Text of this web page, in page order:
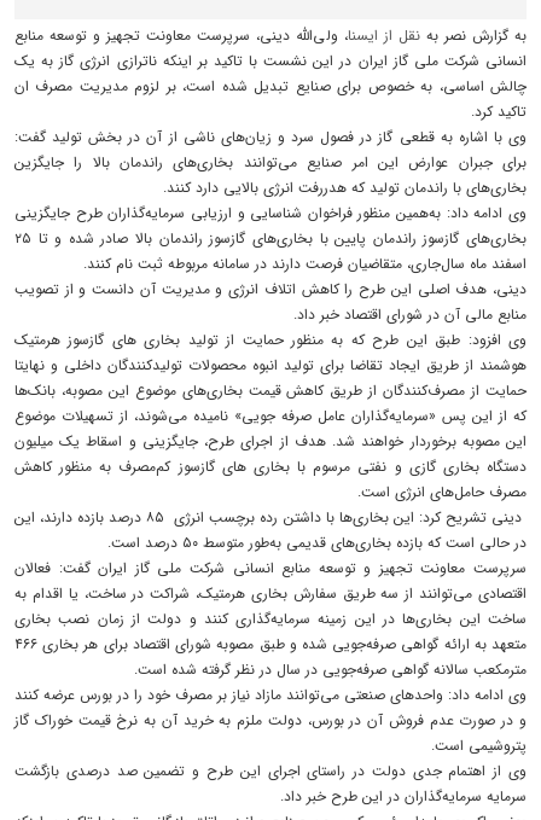
به گزارش نصر بهنقل از ایسنا، ولی‌الله دینی، سرپرست معاونت تجهیز و توسعه منابع
انسانی شرکت ملی گاز ایران در این نشست با تاکید بر اینکه ناترازی انرژی گاز به یک
چالش اساسی، به خصوص برای صنایع تبدیل شده است، بر لزوم مدیریت مصرف ان
تاکید کرد.
وی با اشاره به قطعی گاز در فصول سرد و زیان‌های ناشی از آن در بخش تولید گفت:
برای جبران عوارض این امر صنایع می‌توانند بخاری‌های راندمان بالا را جایگزین
بخاری‌های با راندمان تولید که هدررفت انرژی بالایی دارد کنند.
وی ادامه داد: به‌همین منظور فراخوان شناسایی و ارزیابی سرمایه‌گذاران طرح جایگزینی
بخاری‌های گازسوز راندمان پایین با بخاری‌های گازسوز راندمان بالا صادر شده و تا ۲۵
اسفند ماه سال‌جاری، متقاضیان فرصت دارند در سامانه مربوطه ثبت نام کنند.
دینی، هدف اصلی این طرح را کاهش اتلاف انرژی و مدیریت آن دانست و از تصویب
منابع مالی آن در شورای اقتصاد خبر داد.
وی افزود: طبق این طرح که به منظور حمایت از تولید بخاری های گازسوز هرمتیک
هوشمند از طریق ایجاد تقاضا برای تولید انبوه محصولات تولیدکنندگان داخلی و نهایتا
حمایت از مصرف‌کنندگان از طریق کاهش قیمت بخاری‌های موضوع این مصوبه، بانک‌ها
که از این پس «سرمایه‌گذاران عامل صرفه جویی» نامیده می‌شوند، از تسهیلات موضوع
این مصوبه برخوردار خواهند شد. هدف از اجرای طرح، جایگزینی و اسقاط یک میلیون
دستگاه بخاری گازی و نفتی مرسوم با بخاری های گازسوز کم‌مصرف به منظور کاهش
مصرف حامل‌های انرژی است.
دینی تشریح کرد: این بخاری‌ها با داشتن رده برچسب انرژی ۸۵ درصد بازده دارند، این
در حالی است که بازده بخاری‌های قدیمی به‌طور متوسط ۵۰ درصد است.
سرپرست معاونت تجهیز و توسعه منابع انسانی شرکت ملی گاز ایران گفت: فعالان
اقتصادی می‌توانند از سه طریق سفارش بخاری هرمتیک، شراکت در ساخت، یا اقدام به
ساخت این بخاری‌ها در این زمینه سرمایه‌گذاری کنند و دولت از زمان نصب بخاری
متعهد به ارائه گواهی صرفه‌جویی شده و طبق مصوبه شورای اقتصاد برای هر بخاری ۴۶۶
مترمکعب سالانه گواهی صرفه‌جویی در سال در نظر گرفته شده است.
وی ادامه داد: واحدهای صنعتی می‌توانند مازاد نیاز بر مصرف خود را در بورس عرضه کنند
و در صورت عدم فروش آن در بورس، دولت ملزم به خرید آن به نرخ قیمت خوراک گاز
پتروشیمی است.
وی از اهتمام جدی دولت در راستای اجرای این طرح و تضمین صد درصدی بازگشت
سرمایه سرمایه‌گذاران در این طرح خبر داد.